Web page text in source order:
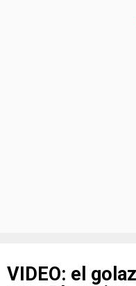
VIDEO: el